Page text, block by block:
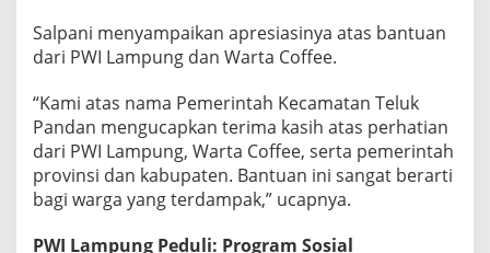
m
p
a
i
n
g
Salpani menyampaikan apresiasinya atas bantuan
dari PWI Lampung dan Warta Coffee.
“Kami atas nama Pemerintah Kecamatan Teluk
Pandan mengucapkan terima kasih atas perhatian
dari PWI Lampung, Warta Coffee, serta pemerintah
provinsi dan kabupaten. Bantuan ini sangat berarti
bagi warga yang terdampak,” ucapnya.
PWI Lampung Peduli: Program Sosial